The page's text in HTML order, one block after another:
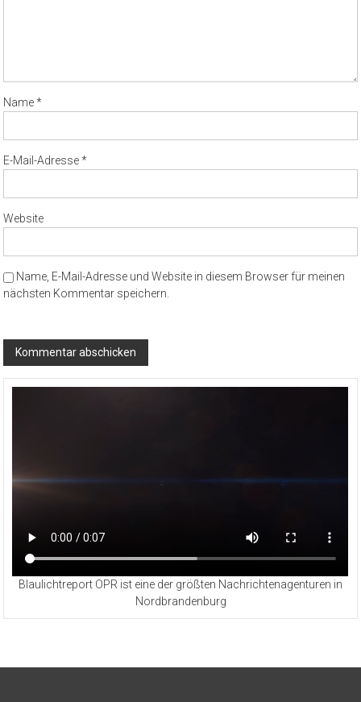
Name*
E-Mail-Adresse*
Website
Name, E-Mail-Adresse und Website in diesem Browser für meinen
nächsten Kommentar speichern.
Blaulichtreport OPR ist eine der größten Nachrichtenagenturen in
Nordbrandenburg